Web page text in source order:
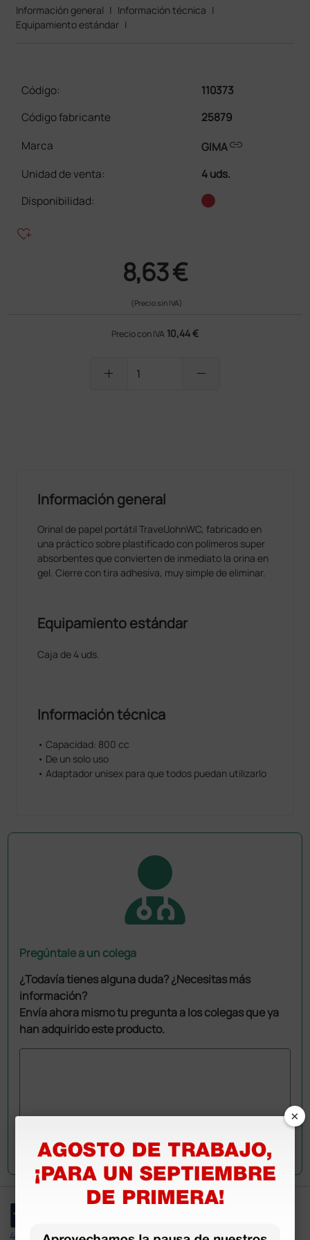
Información general | Información técnica |
Equipamiento estándar |
Código:
110373
Código fabricante
25879
Marca
GIMAlink
Unidad de venta:
4 uds.
Disponibilidad:
heart_plus
8,63 €
(Precio sin IVA)
Precio con IVA 10,44 €
add remove
Información general
Orinal de papel portátil TravelJohnWC, fabricado en
una práctico sobre plastificado con polímeros super
absorbentes que convierten de inmediato la orina en
gel. Cierre con tira adhesiva, muy simple de eliminar.
Equipamiento estándar
Caja de 4 uds.
Información técnica
• Capacidad: 800 cc
• De un solo uso
• Adaptador unisex para que todos puedan utilizarlo
Pregúntale a un colega
¿Todavía tienes alguna duda? ¿Necesitas más
información?
Envía ahora mismo tu pregunta a los colegas que ya
han adquirido este producto.
Envía tu pregunta
4,4
×